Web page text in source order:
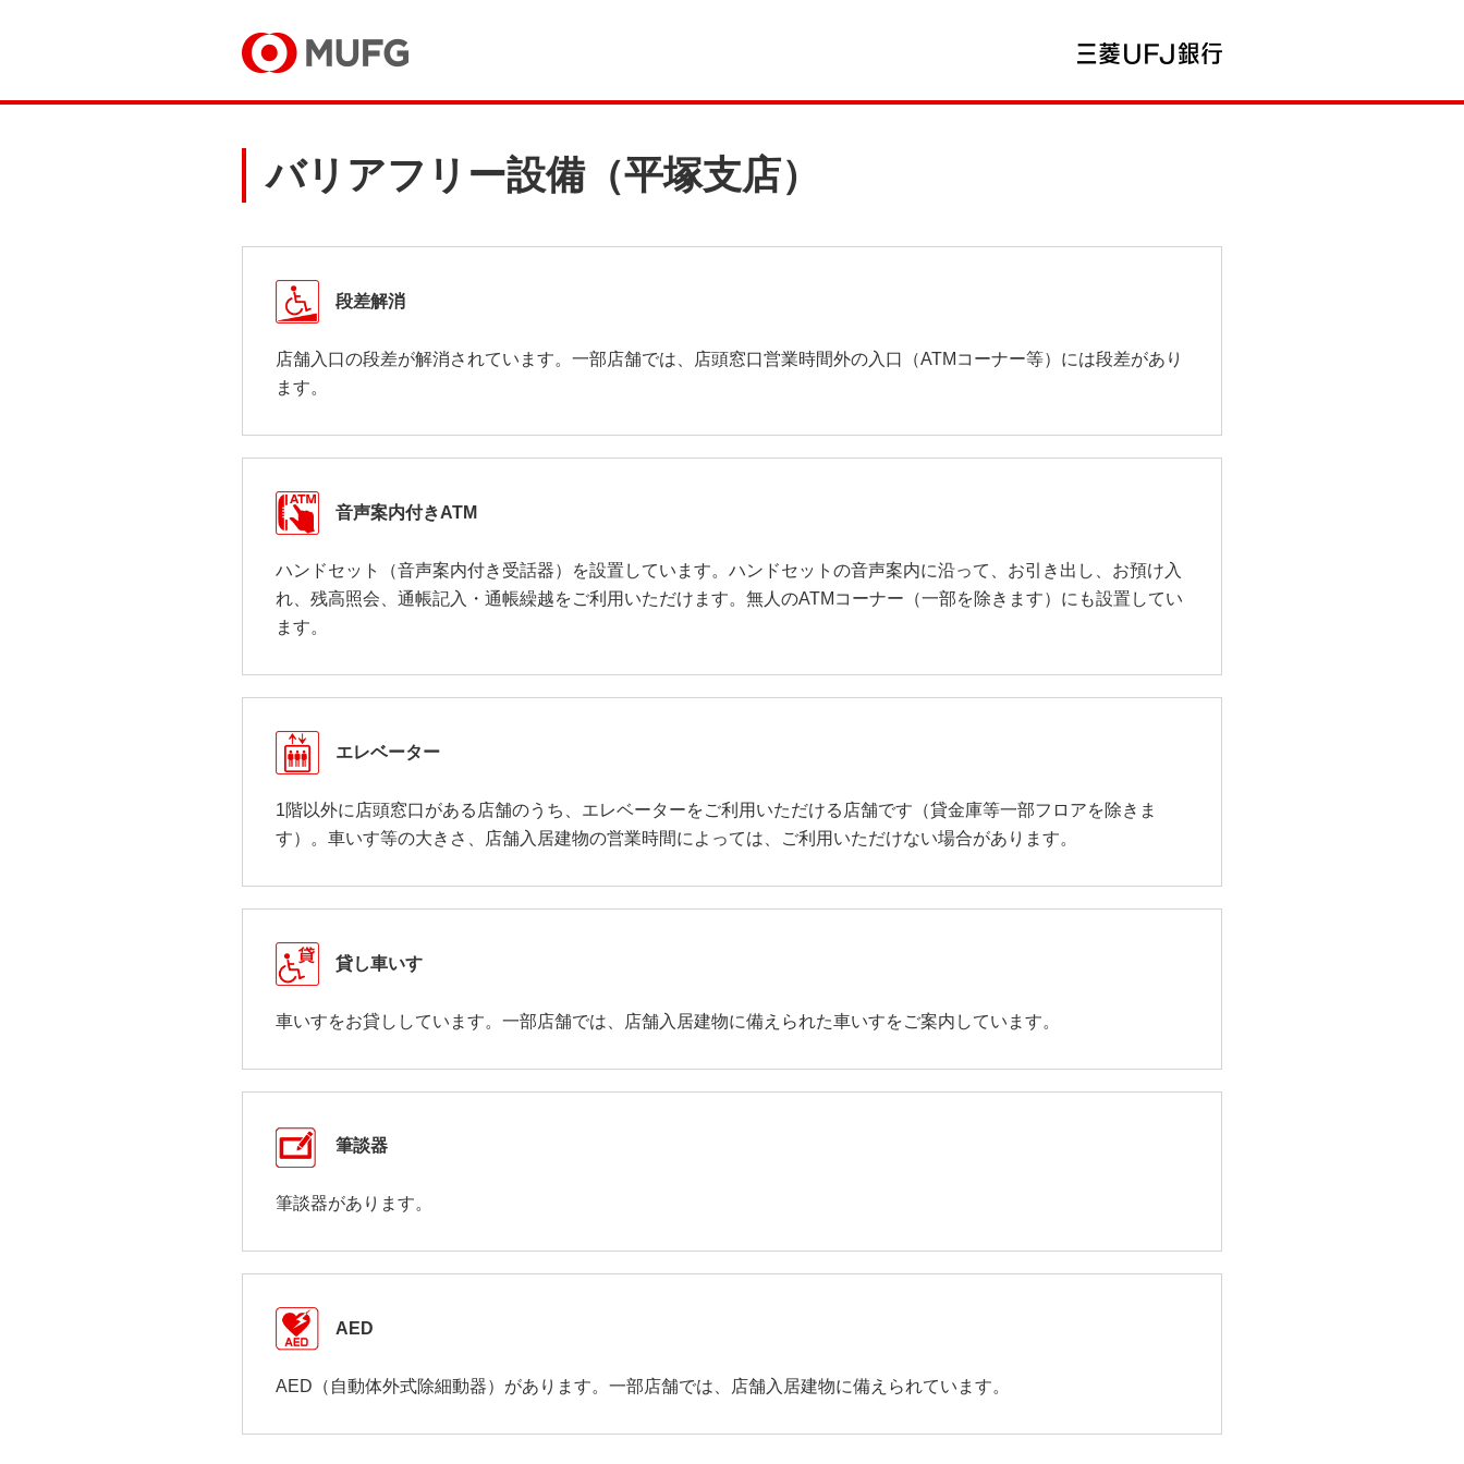
バリアフリー設備（平塚支店）
段差解消
店舗入口の段差が解消されています。一部店舗では、店頭窓口営業時間外の入口（ATMコーナー等）には段差があり
ます。
音声案内付きATM
ハンドセット（音声案内付き受話器）を設置しています。ハンドセットの音声案内に沿って、お引き出し、お預け入
れ、残高照会、通帳記入・通帳繰越をご利用いただけます。無人のATMコーナー（一部を除きます）にも設置してい
ます。
エレベーター
1階以外に店頭窓口がある店舗のうち、エレベーターをご利用いただける店舗です（貸金庫等一部フロアを除きま
す）。車いす等の大きさ、店舗入居建物の営業時間によっては、ご利用いただけない場合があります。
貸し車いす
車いすをお貸ししています。一部店舗では、店舗入居建物に備えられた車いすをご案内しています。
筆談器
筆談器があります。
AED
AED（自動体外式除細動器）があります。一部店舗では、店舗入居建物に備えられています。